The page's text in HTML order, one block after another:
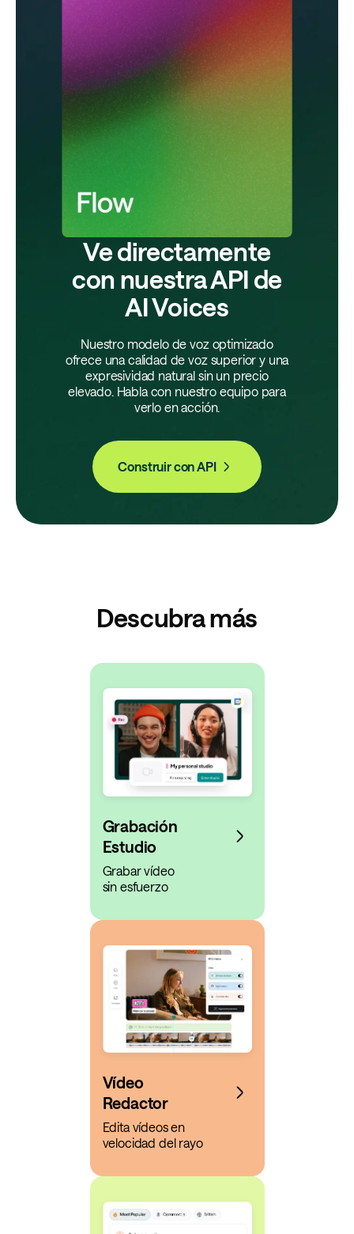
Ve directamente
con nuestra API de
AI Voices
Nuestro modelo de voz optimizado
ofrece una calidad de voz superior y una
expresividad natural sin un precio
elevado. Habla con nuestro equipo para
verlo en acción.
Construir con API
Descubra más
Grabación
Estudio
Grabar vídeo
sin esfuerzo
Vídeo
Redactor
Edita vídeos en
velocidad del rayo